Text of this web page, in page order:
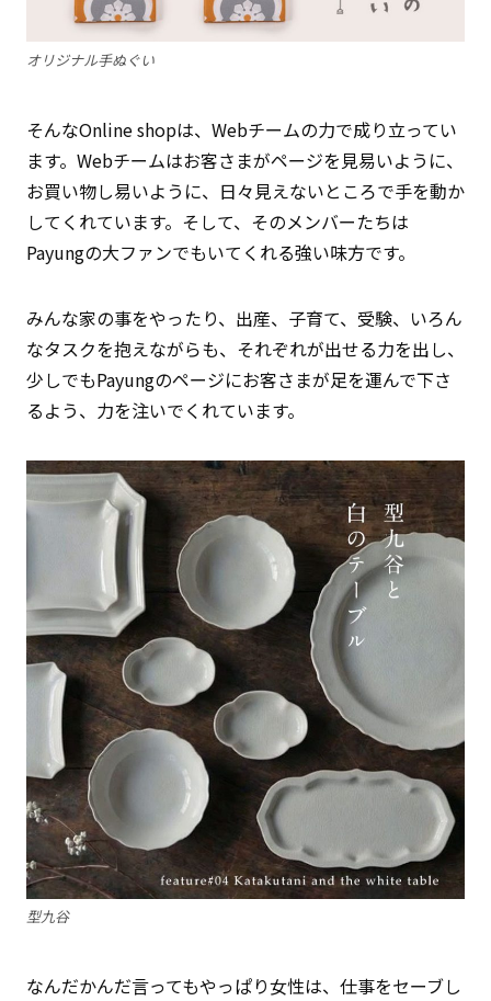
オリジナル手ぬぐい
そんなOnline shopは、Webチームの力で成り立ってい
ます。Webチームはお客さまがページを見易いように、
お買い物し易いように、日々見えないところで手を動か
してくれています。そして、そのメンバーたちは
Payungの大ファンでもいてくれる強い味方です。
みんな家の事をやったり、出産、子育て、受験、いろん
なタスクを抱えながらも、それぞれが出せる力を出し、
少しでもPayungのページにお客さまが足を運んで下さ
るよう、力を注いでくれています。
型九谷
なんだかんだ言ってもやっぱり女性は、仕事をセーブし